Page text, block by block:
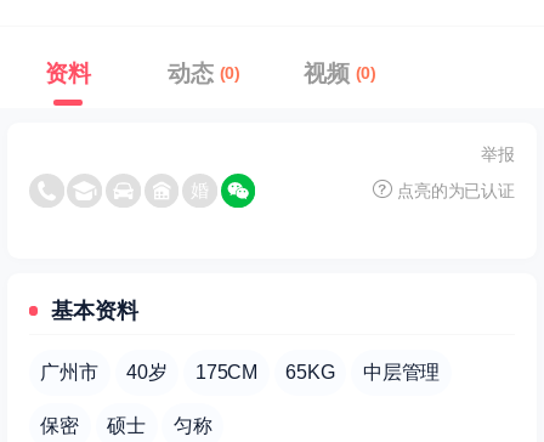
资料 动态 (0) 视频 (0)
举报
点亮的为已认证
基本资料
广州市 40岁 175CM 65KG 中层管理
保密 硕士 匀称